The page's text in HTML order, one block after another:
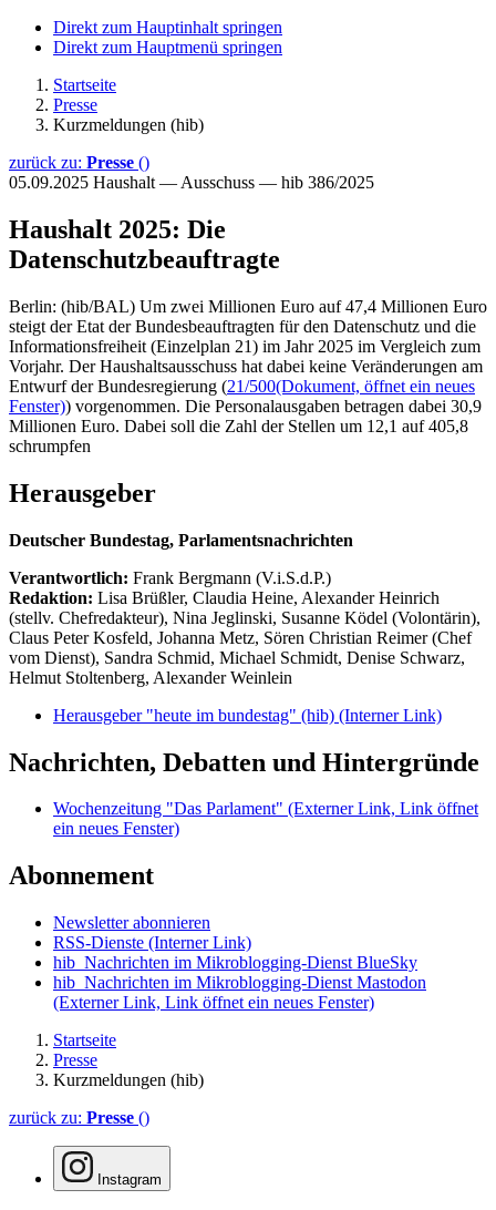
Direkt zum Hauptinhalt springen
Direkt zum Hauptmenü springen
Startseite
Presse
Kurzmeldungen (hib)
zurück zu: Presse ()
05.09.2025 Haushalt — Ausschuss — hib 386/2025
Haushalt 2025: Die
Datenschutzbeauftragte
Berlin: (hib/BAL) Um zwei Millionen Euro auf 47,4 Millionen Euro
steigt der Etat der Bundesbeauftragten für den Datenschutz und die
Informationsfreiheit (Einzelplan 21) im Jahr 2025 im Vergleich zum
Vorjahr. Der Haushaltsausschuss hat dabei keine Veränderungen am
Entwurf der Bundesregierung (21/500(Dokument, öffnet ein neues
Fenster)) vorgenommen. Die Personalausgaben betragen dabei 30,9
Millionen Euro. Dabei soll die Zahl der Stellen um 12,1 auf 405,8
schrumpfen
Herausgeber
Deutscher Bundestag, Parlamentsnachrichten
Verantwortlich: Frank Bergmann (V.i.S.d.P.)
Redaktion: Lisa Brüßler, Claudia Heine, Alexander Heinrich
(stellv. Chefredakteur), Nina Jeglinski, Susanne Ködel (Volontärin),
Claus Peter Kosfeld, Johanna Metz, Sören Christian Reimer (Chef
vom Dienst), Sandra Schmid, Michael Schmidt, Denise Schwarz,
Helmut Stoltenberg, Alexander Weinlein
Herausgeber "heute im bundestag" (hib) (Interner Link)
Nachrichten, Debatten und Hintergründe
Wochenzeitung "Das Parlament" (Externer Link, Link öffnet
ein neues Fenster)
Abonnement
Newsletter abonnieren
RSS-Dienste (Interner Link)
hib_Nachrichten im Mikroblogging-Dienst BlueSky
hib_Nachrichten im Mikroblogging-Dienst Mastodon
(Externer Link, Link öffnet ein neues Fenster)
Startseite
Presse
Kurzmeldungen (hib)
zurück zu: Presse ()
Instagram